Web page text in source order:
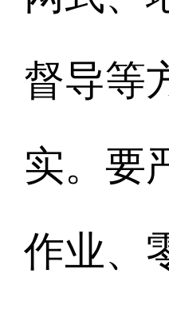
督导等
实。要
作业、